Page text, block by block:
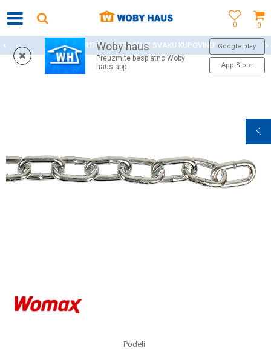
0
0
Woby haus
Preuzmite besplatno Woby
haus app
Google play
App Store
WOBY KARTICA NAGRAĐUJE SVAKU KUPOVINU!
Podeli